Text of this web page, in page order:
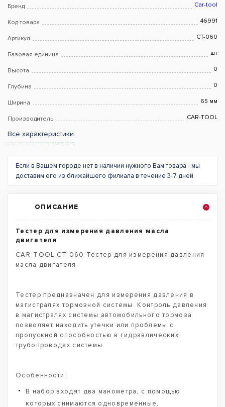
Бренд Car-tool
Код товара 46991
Артикул CT-060
Базовая единица шт
Высота 0
Глубина 0
Ширина 65 мм
Производитель CAR-TOOL
Все характеристики
Если в Вашем городе нет в наличии нужного Вам товара - мы
доставим его из ближайшего филиала в течение 3-7 дней
ОПИСАНИЕ
Тестер для измерения давления масла
двигателя
CAR-TOOL CT-060 Тестер для измерения давления
масла двигателя.
Тестер предназначен для измерения давления в
магистралях тормозной системы. Контроль давления
в магистралях системы автомобильного тормоза
позволяет находить утечки или проблемы с
пропускной способностью в гидравлических
трубопроводах системы.
Особенности:
В набор входят два манометра, с помощью
которых снимаются одновременные,